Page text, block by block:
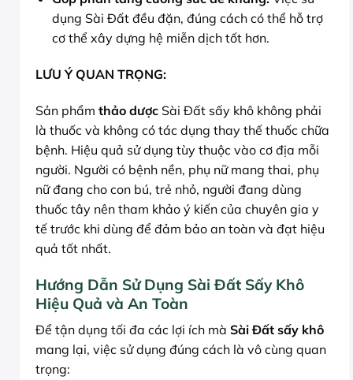
dụng Sài Đất đều đặn, đúng cách có thể hỗ trợ
cơ thể xây dựng hệ miễn dịch tốt hơn.
LƯU Ý QUAN TRỌNG:
Sản phẩm thảo dược Sài Đất sấy khô không phải
là thuốc và không có tác dụng thay thế thuốc chữa
bệnh. Hiệu quả sử dụng tùy thuộc vào cơ địa mỗi
người. Người có bệnh nền, phụ nữ mang thai, phụ
nữ đang cho con bú, trẻ nhỏ, người đang dùng
thuốc tây nên tham khảo ý kiến của chuyên gia y
tế trước khi dùng để đảm bảo an toàn và đạt hiệu
quả tốt nhất.
Hướng Dẫn Sử Dụng Sài Đất Sấy Khô
Hiệu Quả và An Toàn
Để tận dụng tối đa các lợi ích mà Sài Đất sấy khô
mang lại, việc sử dụng đúng cách là vô cùng quan
trọng: